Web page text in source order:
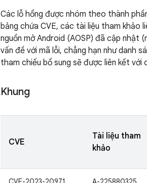
Các lỗ hổng được nhóm theo thành
bảng chứa CVE, các tài liệu tham khảo
nguồn mở Android (AOSP) đã cập nhật
vấn đề với mã lỗi, chẳng hạn như danh
tham chiếu bổ sung sẽ được liên kết với
Khung
CVE
Tài liệu tham
khảo